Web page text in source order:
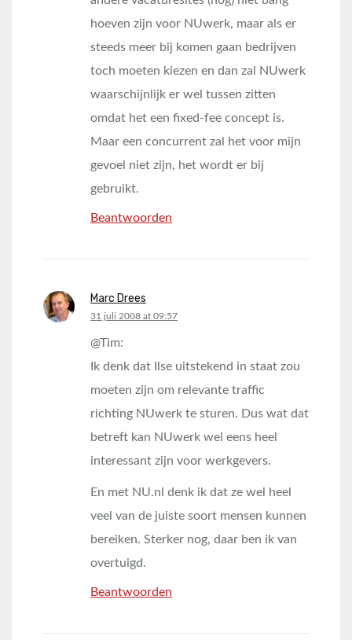
hoeven zijn voor NUwerk, maar als er
steeds meer bij komen gaan bedrijven
toch moeten kiezen en dan zal NUwerk
waarschijnlijk er wel tussen zitten
omdat het een fixed-fee concept is.
Maar een concurrent zal het voor mijn
gevoel niet zijn, het wordt er bij
gebruikt.
Beantwoorden
Marc Drees
says:
31 juli 2008 at 09:57
@Tim:
Ik denk dat Ilse uitstekend in staat zou
moeten zijn om relevante traffic
richting NUwerk te sturen. Dus wat dat
betreft kan NUwerk wel eens heel
interessant zijn voor werkgevers.
En met NU.nl denk ik dat ze wel heel
veel van de juiste soort mensen kunnen
bereiken. Sterker nog, daar ben ik van
overtuigd.
Beantwoorden